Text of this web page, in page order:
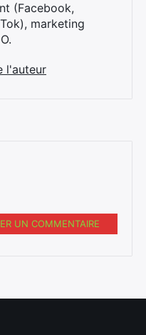
(Facebook,
marketing
l'auteur
UN COMMENTAIRE